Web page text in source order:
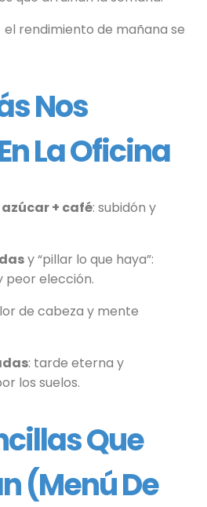
rendimiento de mañana se
Nos
La Oficina
+ café: subidón y
y “pillar lo que haya”:
peor elección.
de cabeza y mente
: tarde eterna y
los suelos.
Que
(menú De